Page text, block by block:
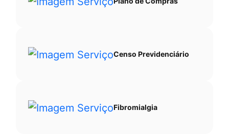
Censo Previdenciário
Fibromialgia